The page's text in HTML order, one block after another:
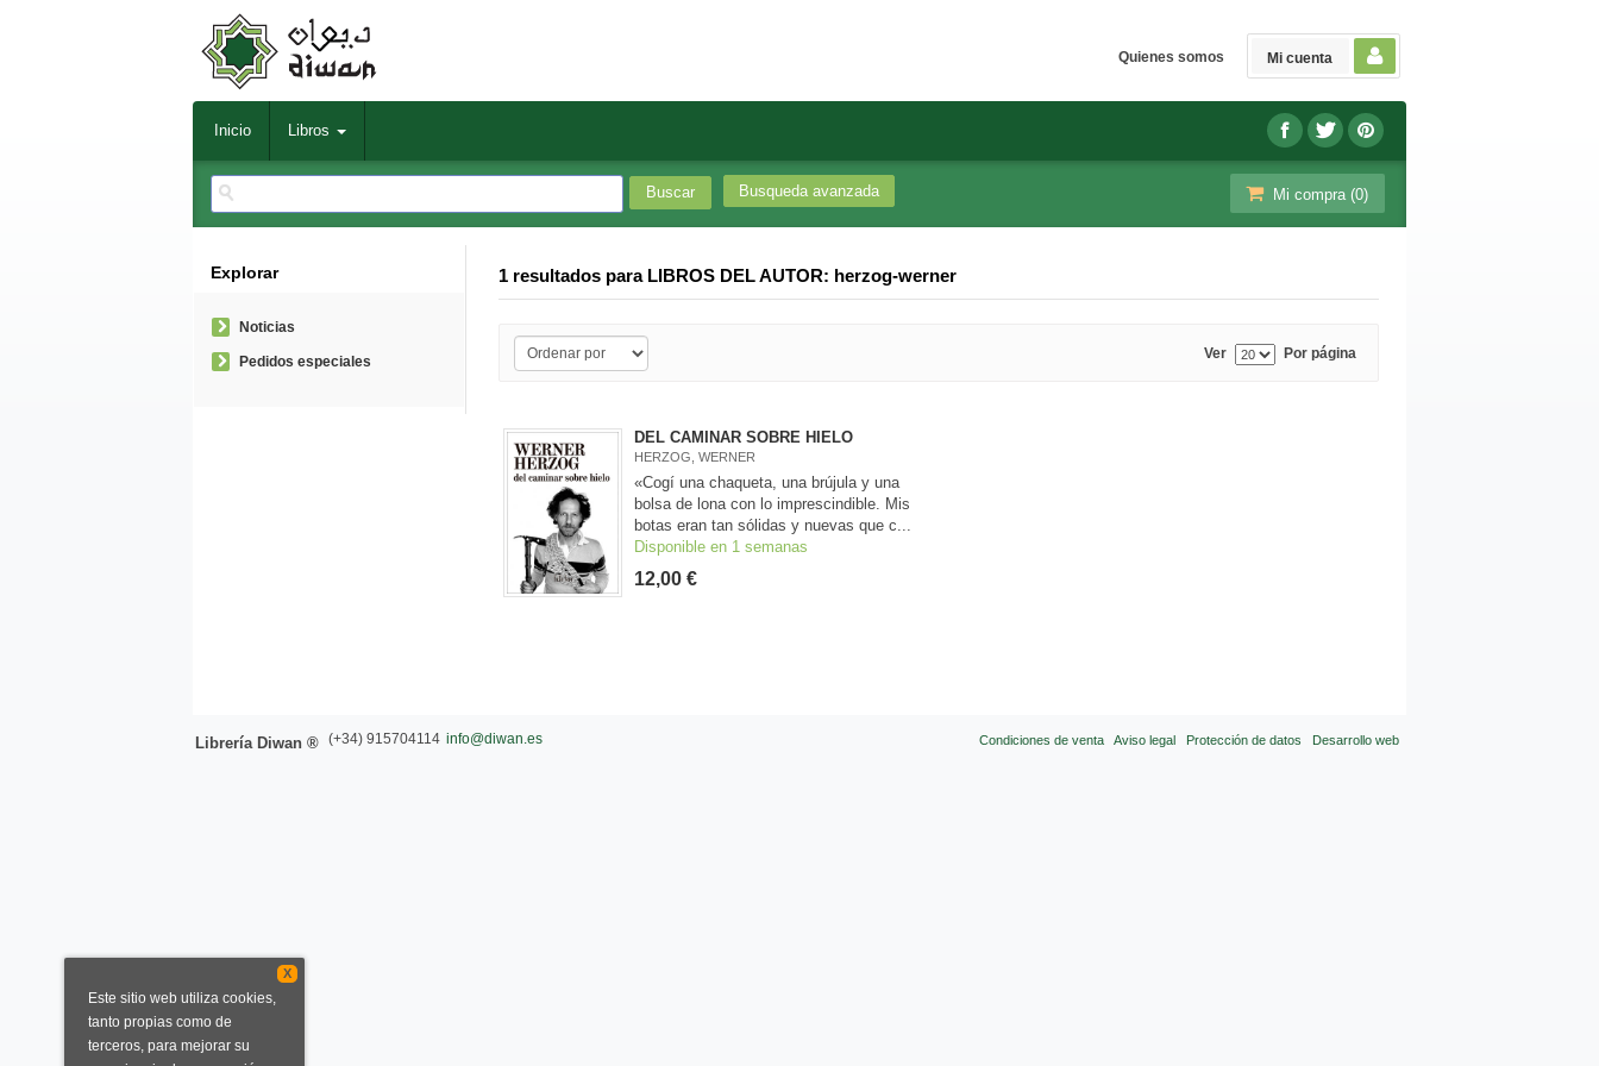
Mi cuenta
Quienes somos
Inicio Libros
Busqueda avanzada Mi compra (0)
1 resultados para LIBROS DEL AUTOR: herzog-werner
Ver Por página
DEL CAMINAR SOBRE HIELO
HERZOG, WERNER
«Cogí una chaqueta, una brújula y una
bolsa de lona con lo imprescindible. Mis
botas eran tan sólidas y nuevas que c...
Disponible en 1 semanas
12,00 €
Explorar
Noticias
Pedidos especiales
Condiciones de venta Aviso legal Protección de datos Desarrollo web
Librería Diwan ® (+34) 915704114 info@diwan.es
X
Este sitio web utiliza cookies,
tanto propias como de
terceros, para mejorar su